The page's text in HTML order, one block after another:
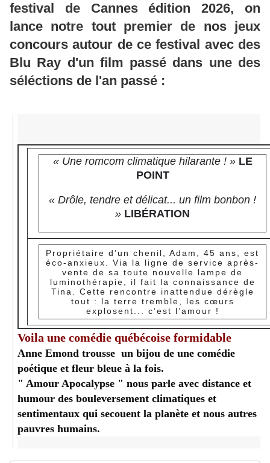
festival de Cannes édition 2026, on
lance notre tout premier de nos jeux
concours autour de ce festival avec des
Blu Ray d'un film passé dans une des
séléctions de l'an passé :
« Une romcom climatique hilarante ! » LE
POINT
« Drôle, tendre et délicat... un film bonbon !
» LIBÉRATION
Propriétaire d’un chenil, Adam, 45 ans, est
éco-anxieux. Via la ligne de service après-
vente de sa toute nouvelle lampe de
luminothérapie, il fait la connaissance de
Tina. Cette rencontre inattendue dérègle
tout : la terre tremble, les cœurs
explosent... c’est l’amour !
Voila une comédie québécoise formidable
Anne Emond trousse un bijou de une comédie
poétique et fleur bleue à la fois.
" Amour Apocalypse " nous parle avec distance et
humour des bouleversement climatiques et
sentimentaux qui secouent la planète et nous autres
pauvres humains.